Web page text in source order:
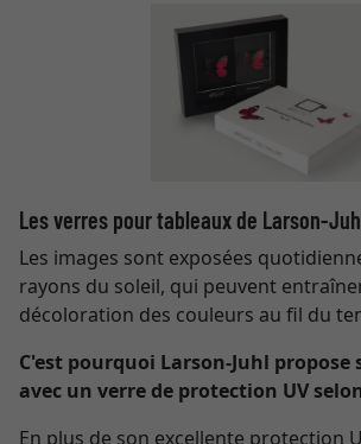
Les verres pour tableaux de Larson-
Les images sont exposées
rayons du soleil, qui peuvent
décoloration des couleurs au fil du
C'est pourquoi Larson-Juhl propose
avec un verre de protection UV
En plus de son excellente protection